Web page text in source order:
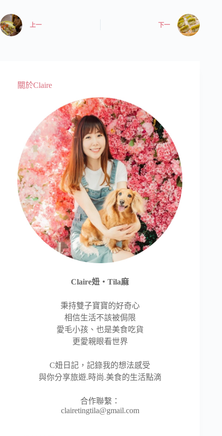
上一 下一
關於Claire
Claire妞‧Tila麻
秉持雙子寶寶的好奇心
相信生活不該被侷限
愛毛小孩、也是美食吃貨
更愛親眼看世界
C妞日記，記錄我的想法感受
與你分享旅遊.時尚.美食的生活點滴
合作聯繫：
clairetingtila@gmail.com